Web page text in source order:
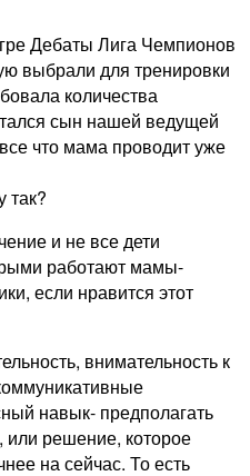
Дебаты Лига Чемпионов
выбрали для тренировки
количества
сын нашей ведущей
что мама проводит уже
так?
и не все дети
работают мамы-
если нравится этот
внимательность к
навык- предполагать
или решение, которое
на сейчас. То есть